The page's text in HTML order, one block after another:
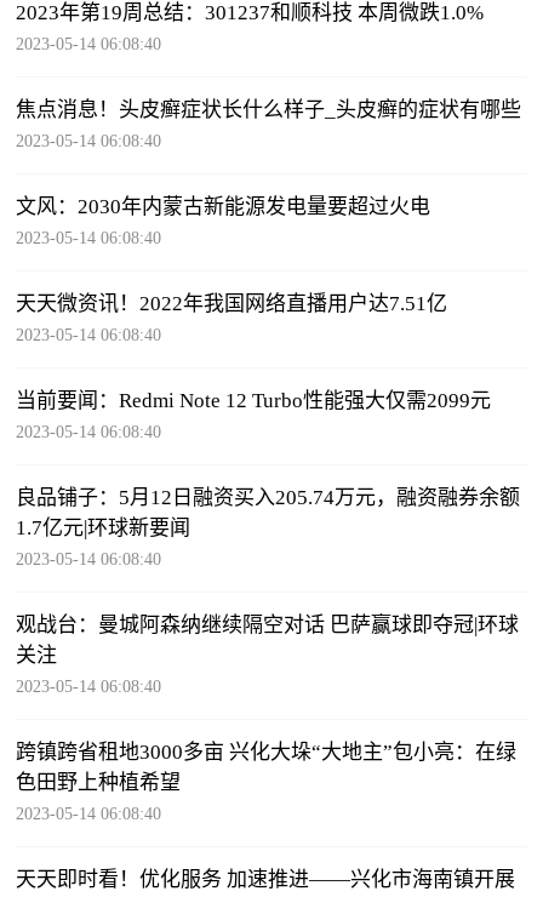
2023年第19周总结：301237和顺科技 本周微跌1.0%
2023-05-14 06:08:40
焦点消息！头皮癣症状长什么样子_头皮癣的症状有哪些
2023-05-14 06:08:40
文风：2030年内蒙古新能源发电量要超过火电
2023-05-14 06:08:40
天天微资讯！2022年我国网络直播用户达7.51亿
2023-05-14 06:08:40
当前要闻：Redmi Note 12 Turbo性能强大仅需2099元
2023-05-14 06:08:40
良品铺子：5月12日融资买入205.74万元，融资融券余额
1.7亿元|环球新要闻
2023-05-14 06:08:40
观战台：曼城阿森纳继续隔空对话 巴萨赢球即夺冠|环球
关注
2023-05-14 06:08:40
跨镇跨省租地3000多亩 兴化大垛“大地主”包小亮：在绿
色田野上种植希望
2023-05-14 06:08:40
天天即时看！优化服务 加速推进——兴化市海南镇开展